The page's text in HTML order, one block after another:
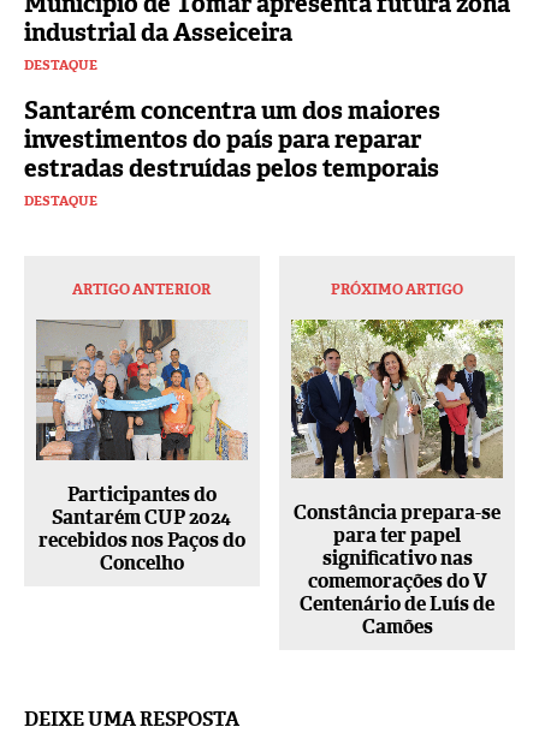
industrial da Asseiceira
DESTAQUE
Santarém concentra um dos maiores
investimentos do país para reparar
estradas destruídas pelos temporais
DESTAQUE
ARTIGO ANTERIOR
Participantes do
Santarém CUP 2024
recebidos nos Paços do
Concelho
PRÓXIMO ARTIGO
Constância prepara-se
para ter papel
significativo nas
comemorações do V
Centenário de Luís de
Camões
DEIXE UMA RESPOSTA